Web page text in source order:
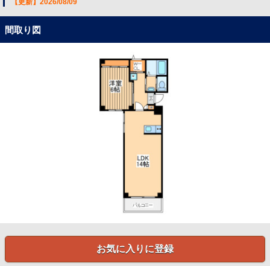
間取り図
お気に入りに登録